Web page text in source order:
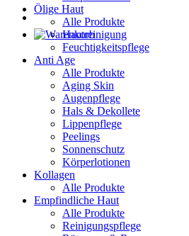
Ölige Haut
Alle Produkte
Hautreinigung
Feuchtigkeitspflege
Anti Age
Alle Produkte
Aging Skin
Augenpflege
Hals & Dekollete
Lippenpflege
Peelings
Sonnenschutz
Körperlotionen
Kollagen
Alle Produkte
Empfindliche Haut
Alle Produkte
Reinigungspflege